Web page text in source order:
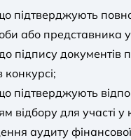
підтверджують
або представника
підпису документів
конкурсі;
підтверджують
відбору для участі у
аудиту фінансової